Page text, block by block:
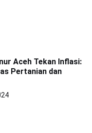
Aceh Tekan Inflasi:
Pertanian dan